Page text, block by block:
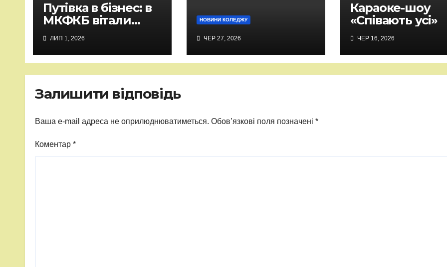
Путівка в бізнес: в
МКФКБ вітали
випускників-2026
ЛИП 1, 2026
НОВИНИ КОЛЕДЖУ
ЧЕР 27, 2026
Караоке-шоу
«Співають усі»
ЧЕР 16, 2026
Залишити відповідь
Ваша e-mail адреса не оприлюднюватиметься. Обов’язкові поля позначені *
Коментар *